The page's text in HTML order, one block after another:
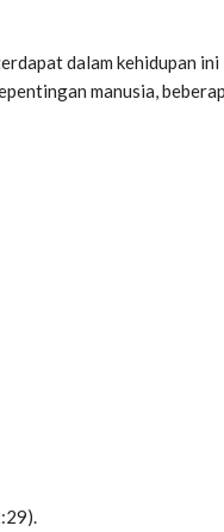
dalam kehidupan ini
manusia,